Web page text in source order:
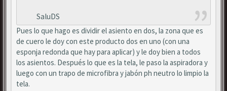
SaluDS
Pues lo que hago es dividir el asiento en dos, la zona que es
de cuero le doy con este producto dos en uno (con una
esponja redonda que hay para aplicar) y le doy bien a todos
los asientos. Después lo que es la tela, le paso la aspiradora y
luego con un trapo de microfibra y jabón ph neutro lo limpio la
tela.